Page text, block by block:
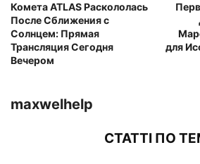
Комета ATLAS Раскололась
После Сближения с
Солнцем: Прямая
Трансляция Сегодня
Вечером
для
maxwelhelp
СТАТТІ ПО